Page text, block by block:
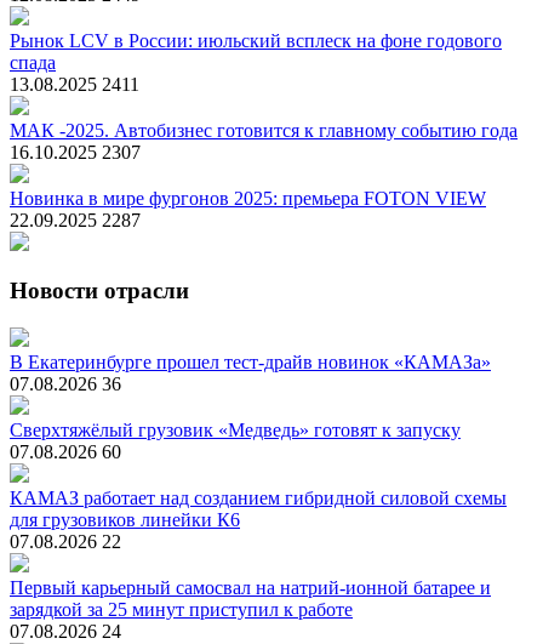
Рынок LCV в России: июльский всплеск на фоне годового
спада
13.08.2025 2411
МАК -2025. Автобизнес готовится к главному событию года
16.10.2025 2307
Новинка в мире фургонов 2025: премьера FOTON VIEW
22.09.2025 2287
Новости отрасли
В Екатеринбурге прошел тест-драйв новинок «КАМАЗа»
07.08.2026 36
Сверхтяжёлый грузовик «Медведь» готовят к запуску
07.08.2026 60
КАМАЗ работает над созданием гибридной силовой схемы
для грузовиков линейки К6
07.08.2026 22
Первый карьерный самосвал на натрий-ионной батарее и
зарядкой за 25 минут приступил к работе
07.08.2026 24